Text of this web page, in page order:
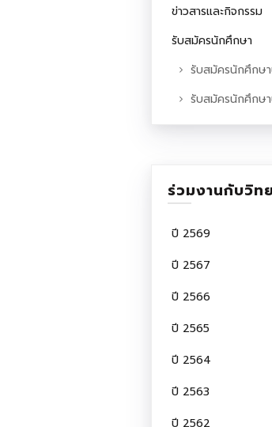
ข่าวสารและกิจกรรม
รับสมัครนักศึกษา
รับสมัครนักศึกษ
รับสมัครนักศึกษ
ร่วมงานกับวิท
ปี 2569
ปี 2567
ปี 2566
ปี 2565
ปี 2564
ปี 2563
ปี 2562